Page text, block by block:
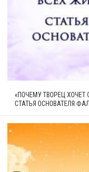
«ПОЧЕМУ ТВОРЕЦ
СТАТЬЯ ОСНОВАТЕЛЯ